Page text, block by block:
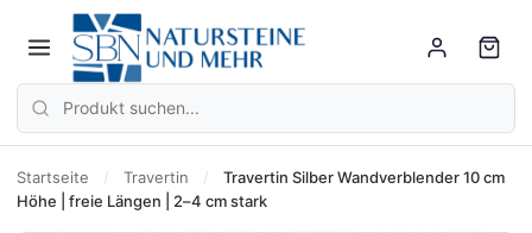
Startseite / Travertin /
Travertin Silber Wandverblender 10 cm
Höhe | freie Längen | 2–4 cm stark